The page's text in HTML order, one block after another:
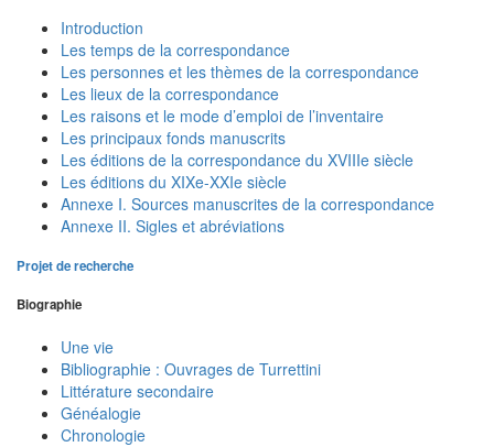
Introduction
Les temps de la correspondance
Les personnes et les thèmes de la correspondance
Les lieux de la correspondance
Les raisons et le mode d’emploi de l’inventaire
Les principaux fonds manuscrits
Les éditions de la correspondance du XVIIIe siècle
Les éditions du XIXe-XXIe siècle
Annexe I. Sources manuscrites de la correspondance
Annexe II. Sigles et abréviations
Projet de recherche
Biographie
Une vie
Bibliographie : Ouvrages de Turrettini
Littérature secondaire
Généalogie
Chronologie